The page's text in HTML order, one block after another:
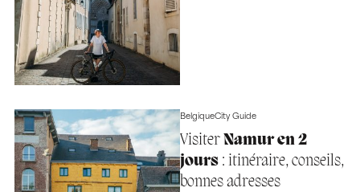
BelgiqueCity Guide
VisiterNamur en 2
jours: itinéraire, conseils,
bonnes adresses